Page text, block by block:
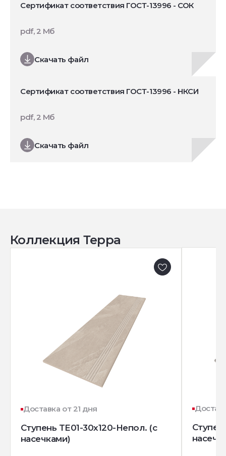
Сертификат соответствия ГОСТ-13996 - СОК
Скачать файл
pdf, 2 Мб
Сертификат соответствия ГОСТ-13996 - НКСИ
Скачать файл
pdf, 2 Мб
Коллекция Терра
Доставка от 21 дня
Ступень TE01-30x120-Непол. (с
насечками)